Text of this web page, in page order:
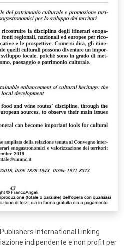
International Linking
indipendente e non profit per